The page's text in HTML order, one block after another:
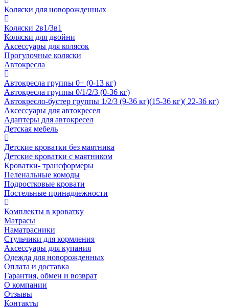
Коляски для новорожденных
Коляски 2в1/3в1
Коляски для двойни
Аксессуары для колясок
Прогулочные коляски
Автокресла
Автокресла группы 0+ (0-13 кг)
Автокресла группы 0/1/2/3 (0-36 кг)
Автокресло-бустер группы 1/2/3 (9-36 кг)(15-36 кг)( 22-36 кг)
Аксессуары для автокресел
Адаптеры для автокресел
Детская мебель
Детские кроватки без маятника
Детские кроватки с маятником
Кроватки- трансформеры
Пеленальные комоды
Подростковые кровати
Постельные принадлежности
Комплекты в кроватку
Матрасы
Наматрасники
Стульчики для кормления
Аксессуары для купания
Одежда для новорожденных
Оплата и доставка
Гарантия, обмен и возврат
О компании
Отзывы
Контакты